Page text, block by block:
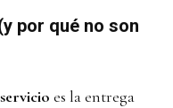
por qué no son
servicio es la entrega